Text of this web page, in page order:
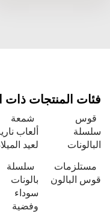
فئات المنتجات ذات
قوس
سلسلة
البالونات
شمعة
ألعاب
لعيد
مستلزمات
قوس البالون
سلسلة
بالونات
سوداء
وفضية